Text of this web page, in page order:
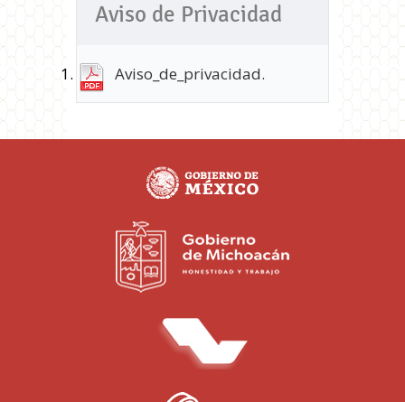
Aviso de Privacidad
Aviso_de_privacidad.